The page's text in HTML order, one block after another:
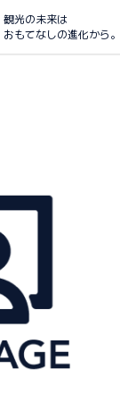
観光の未来は
おもてなしの進化から。